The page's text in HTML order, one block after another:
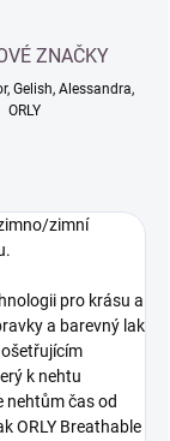
ZNAČKY
Gelish, Alessandra,
ORLY
zimní
pro krásu a
a barevný lak
k nehtu
nehtům čas od
ORLY Breathable